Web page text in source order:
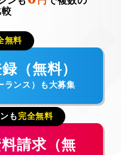
無料
（無料）
ランス）も大募集
も 完全無料
請求（無